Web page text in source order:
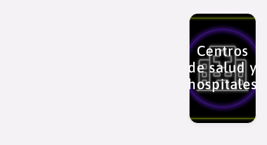
Centros
de salud y
hospitales